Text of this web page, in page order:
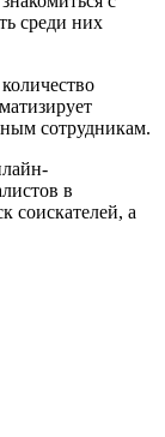
среди них
сотрудникам.
в
соискателей, а